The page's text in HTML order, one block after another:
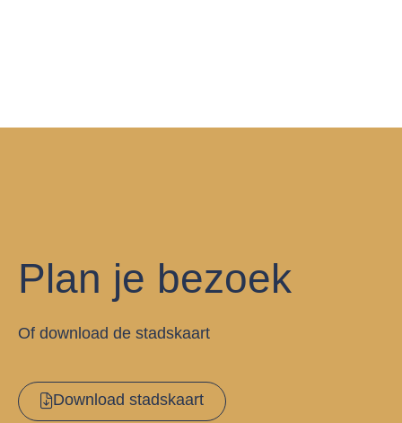
Plan je bezoek
Of download de stadskaart
Download stadskaart